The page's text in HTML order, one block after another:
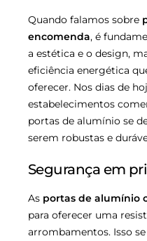
Quando falamos sobre
encomenda, é
a estética e o design,
eficiência energética
oferecer. Nos dias de
estabelecimentos
portas de alumínio se
serem robustas e
Segurança em
As portas de alumínio
para oferecer uma
arrombamentos. Isso